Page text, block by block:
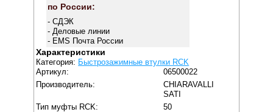
по России:
- СДЭК
- Деловые линии
- EMS Почта России
Характеристики
Категория: Быстрозажимные втулки RCK
Артикул:
06500022
Производитель:
CHIARAVALLI
SATI
Тип муфты RCK:
50